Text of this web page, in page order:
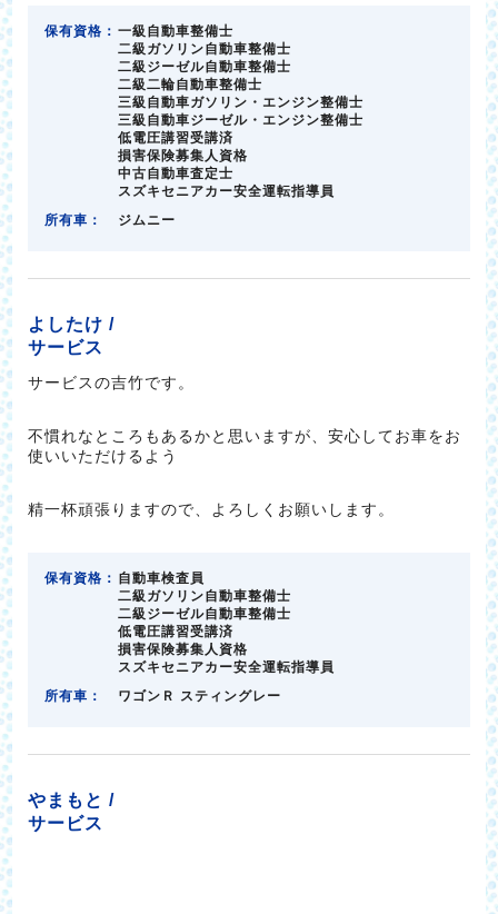
保有資格： 一級自動車整備士
二級ガソリン自動車整備士
二級ジーゼル自動車整備士
二級二輪自動車整備士
三級自動車ガソリン・エンジン整備士
三級自動車ジーゼル・エンジン整備士
低電圧講習受講済
損害保険募集人資格
中古自動車査定士
スズキセニアカー安全運転指導員
所有車：
ジムニー
よしたけ /
サービス
サービスの吉竹です。
不慣れなところもあるかと思いますが、安心してお車をお
使いいただけるよう
精一杯頑張りますので、よろしくお願いします。
保有資格： 自動車検査員
二級ガソリン自動車整備士
二級ジーゼル自動車整備士
低電圧講習受講済
損害保険募集人資格
スズキセニアカー安全運転指導員
所有車：
ワゴンＲ スティングレー
やまもと /
サービス